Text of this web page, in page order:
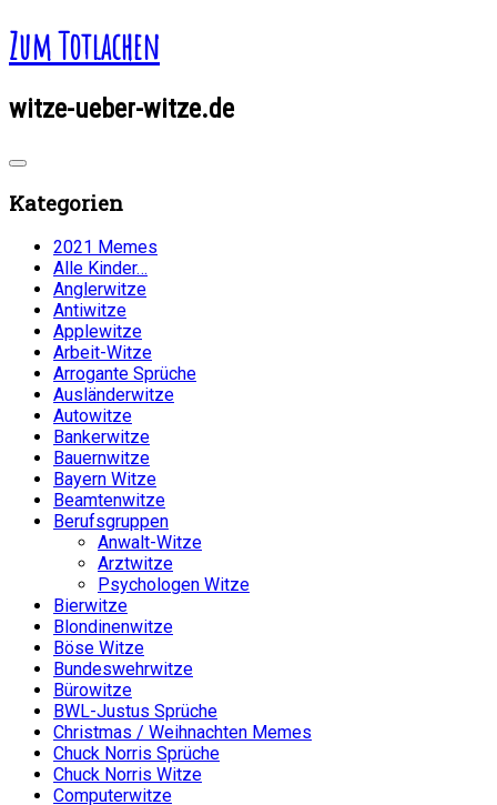
Zum Totlachen
witze-ueber-witze.de
Kategorien
2021 Memes
Alle Kinder…
Anglerwitze
Antiwitze
Applewitze
Arbeit-Witze
Arrogante Sprüche
Ausländerwitze
Autowitze
Bankerwitze
Bauernwitze
Bayern Witze
Beamtenwitze
Berufsgruppen
Anwalt-Witze
Arztwitze
Psychologen Witze
Bierwitze
Blondinenwitze
Böse Witze
Bundeswehrwitze
Bürowitze
BWL-Justus Sprüche
Christmas / Weihnachten Memes
Chuck Norris Sprüche
Chuck Norris Witze
Computerwitze